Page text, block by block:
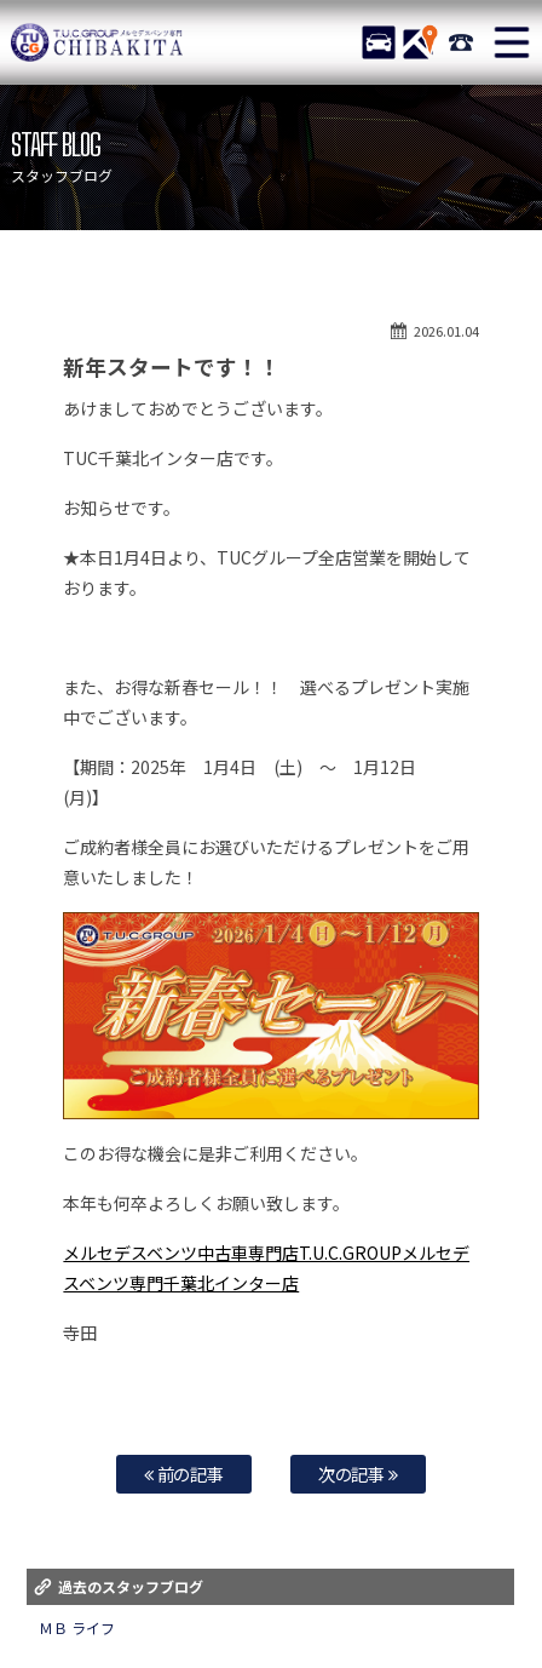
TUCグループ メルセデスベ
STOCK ACCESS 043-
ニュース
在庫リスト
目玉車両一覧
店舗紹介
保証＆サービス
アクセスマップ
自動車保険
STAFF BLOG
スタッフブログ
2026.01.04
新年スタートです！！
あけましておめでとうございます。
TUC千葉北インター店です。
お知らせです。
★本日1月4日より、TUCグループ全店営業を開始して
おります。
また、お得な新春セール！！ 選べるプレゼント実施
中でございます。
【期間：2025年 1月4日 (土) ～ 1月12日
(月)】
ご成約者様全員にお選びいただけるプレゼントをご用
意いたしました！
このお得な機会に是非ご利用ください。
本年も何卒よろしくお願い致します。
メルセデスベンツ中古車専門店T.U.C.GROUPメルセデ
スベンツ専門千葉北インター店
寺田
前の記事 次の記事
過去のスタッフブログ
ＭＢ ライフ